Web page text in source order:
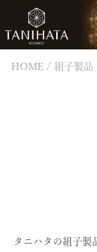
HOME 組子製品
タニハタの組子製